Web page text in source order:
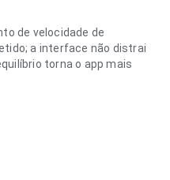
de velocidade de
a interface não distrai
torna o app mais